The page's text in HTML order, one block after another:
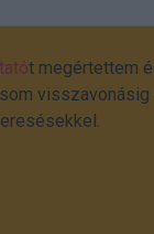
t megértettem